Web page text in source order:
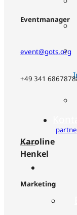
Eventmanager
event@gots.org
+49 341
Karoline
Henkel
Marketing